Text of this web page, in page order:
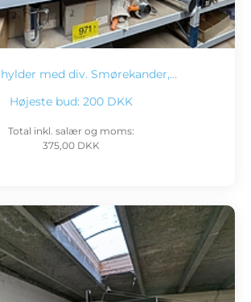
med div. Smørekander,…
Højeste bud: 200 DKK
Total inkl. salær og moms:
375,00 DKK